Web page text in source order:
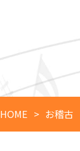
HOME お稽古